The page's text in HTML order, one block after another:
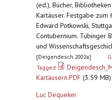
(ed.), Bücher,
Kartäuser. Festgabe zum
Edward Potkowski,
Contubernium. Tübinger
und
[Deigendesch 2002a]
Tagged
Kartäusern.PDF (3.59 MB)
Luc Dequeker